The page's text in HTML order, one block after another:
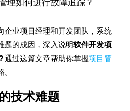
企业项目经理和开发团队，系统
题的成因，深入说明软件开发项
通过这篇文章帮助你掌握项目管
技术难题